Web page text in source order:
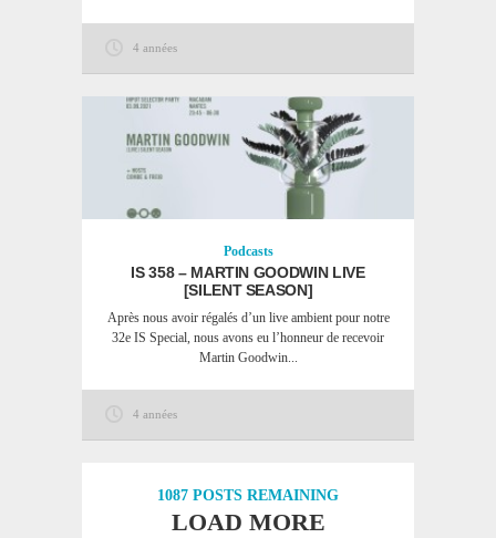
4 années
Podcasts
IS 358 – MARTIN GOODWIN LIVE
[SILENT SEASON]
Après nous avoir régalés d’un live ambient pour notre
32e IS Special, nous avons eu l’honneur de recevoir
Martin Goodwin...
4 années
1087 POSTS REMAINING
LOAD MORE